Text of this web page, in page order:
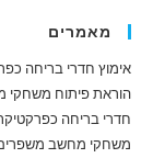
מאמרים
אימוץ חדרי בריחה
הוראת פיתוח משחקי
חדרי בריחה
משחקי מחשב משפרים